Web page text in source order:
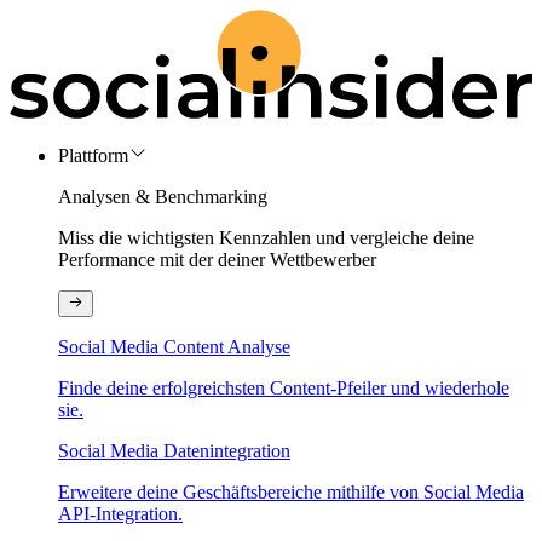
Plattform
Analysen & Benchmarking
Miss die wichtigsten Kennzahlen und vergleiche deine
Performance mit der deiner Wettbewerber
Social Media Content Analyse
Finde deine erfolgreichsten Content-Pfeiler und wiederhole
sie.
Social Media Datenintegration
Erweitere deine Geschäftsbereiche mithilfe von Social Media
API-Integration.